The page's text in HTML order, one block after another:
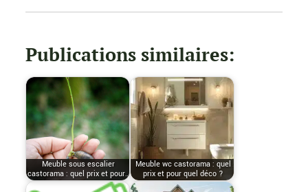
Publications similaires:
Meuble sous escalier
castorama : quel prix et pour…
Meuble wc castorama : quel
prix et pour quel déco ?